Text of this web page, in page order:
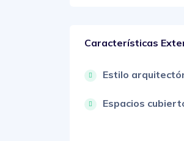
Características
Estilo
Espacios